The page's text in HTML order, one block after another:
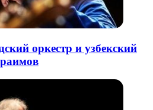
оркестр и узбекский